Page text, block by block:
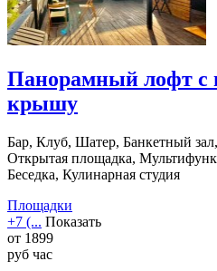
Панорамный лофт с
крышу
Бар, Клуб, Шатер, Банкетный
Открытая площадка,
Беседка, Кулинарная студия
Площадки
+7 (... Показать
от 1899
руб час